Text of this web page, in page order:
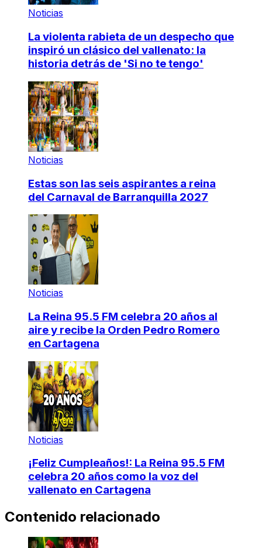
Noticias
La violenta rabieta de un despecho que
inspiró un clásico del vallenato: la
historia detrás de 'Si no te tengo'
Noticias
Estas son las seis aspirantes a reina
del Carnaval de Barranquilla 2027
Noticias
La Reina 95.5 FM celebra 20 años al
aire y recibe la Orden Pedro Romero
en Cartagena
Noticias
¡Feliz Cumpleaños!: La Reina 95.5 FM
celebra 20 años como la voz del
vallenato en Cartagena
Contenido relacionado